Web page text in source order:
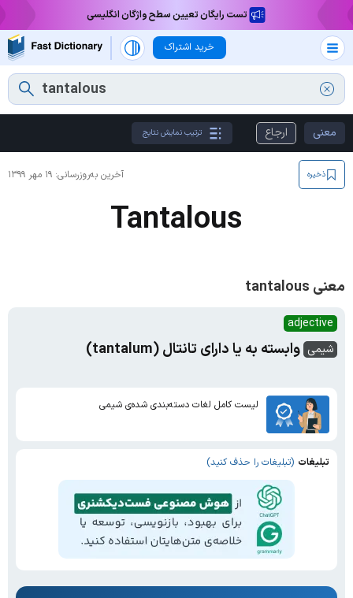
تست رایگان تعیین سطح واژگان انگلیسی
خرید اشتراک
معنی ارجاع ترتیب نمایش نتایج
آخرین به‌روزرسانی: ۱۹ مهر ۱۳۹۹ ذخیره
Tantalous
معنی tantalous
adjective
شیمی وابسته به یا دارای تانتال (tantalum)
لیست کامل لغات دسته‌بندی شده‌ی شیمی
تبلیغات (تبلیغات را حذف کنید)